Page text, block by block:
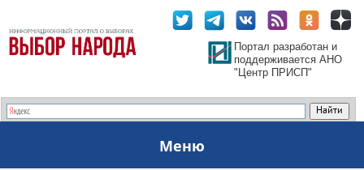
Портал разработан и
поддерживается АНО
"Центр ПРИСП"
Меню